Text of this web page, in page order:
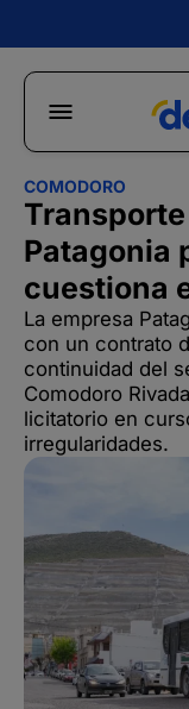
COMODORO
Patagonia
cuestiona
La empresa
con un contrato
continuidad del
Comodoro
licitatorio en
irregularidades.